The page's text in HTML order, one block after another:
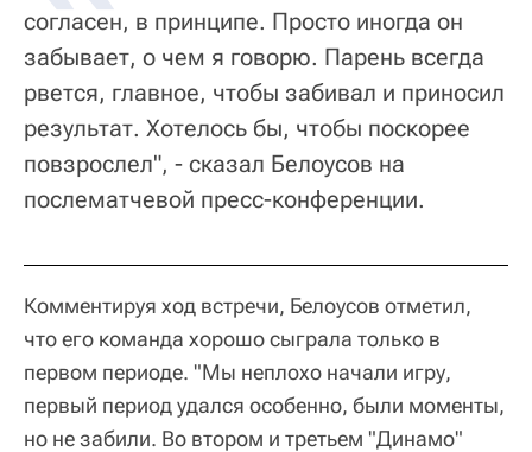
согласен, в принципе. Просто иногда он
забывает, о чем я говорю. Парень всегда
рвется, главное, чтобы забивал и приносил
результат. Хотелось бы, чтобы поскорее
повзрослел", - сказал Белоусов на
послематчевой пресс-конференции.
Комментируя ход встречи, Белоусов отметил,
что его команда хорошо сыграла только в
первом периоде. "Мы неплохо начали игру,
первый период удался особенно, были моменты,
но не забили. Во втором и третьем "Динамо"